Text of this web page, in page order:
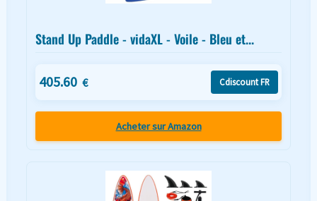
Stand Up Paddle - vidaXL - Voile - Bleu et...
405.60 € Cdiscount FR
Acheter sur Amazon